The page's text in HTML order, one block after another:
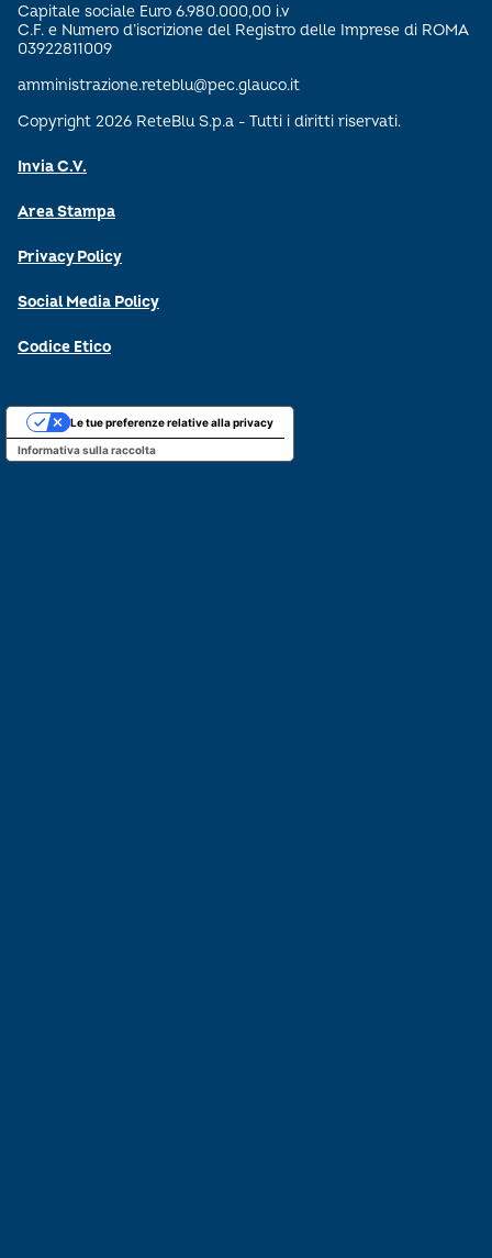
Capitale sociale Euro 6.980.000,00 i.v
C.F. e Numero d’iscrizione del Registro delle Imprese di ROMA
03922811009
amministrazione.reteblu@pec.glauco.it
Copyright 2026 ReteBlu S.p.a - Tutti i diritti riservati.
Invia C.V.
Area Stampa
Privacy Policy
Social Media Policy
Codice Etico
Informativa sulla raccolta
Le tue preferenze relative alla privacy